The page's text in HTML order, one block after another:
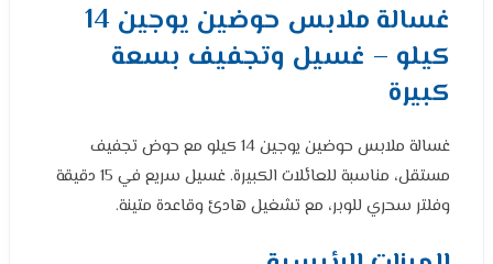
غسالة ملابس حوضين يوجين 14
كيلو – غسيل وتجفيف بسعة
كبيرة
غسالة ملابس حوضين يوجين 14 كيلو مع حوض تجفيف
مستقل، مناسبة للعائلات الكبيرة. غسيل سريع في 15 دقيقة
وفلتر سحري للوبر، مع تشغيل هادئ وقاعدة متينة.